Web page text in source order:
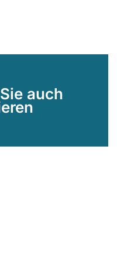
auch